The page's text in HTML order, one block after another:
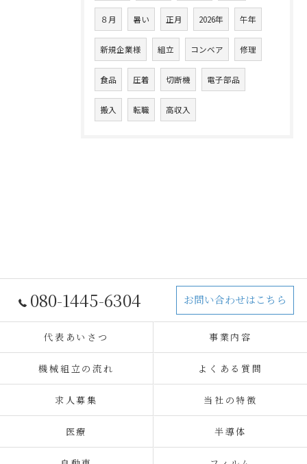
８月 暑い 正月 2026年 午年
新規企業様 組立 コンベア 修理
食品 圧着 切断機 電子部品
搬入 転職 高収入
080-1445-6304 お問い合わせはこちら
代表あいさつ 事業内容
機械組立の流れ よくある質問
求人募集 当社の特徴
医療 半導体